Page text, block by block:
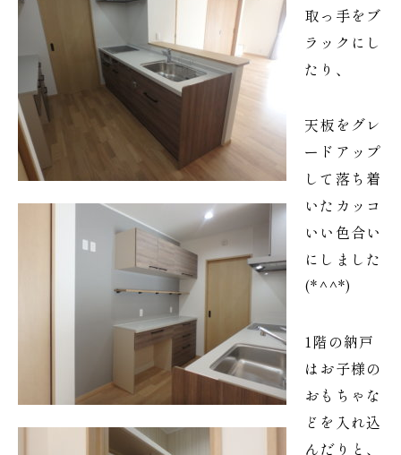
取っ手をブ
ラックにし
たり、
天板をグレ
ードアップ
して落ち着
いたカッコ
いい色合い
にしました
(*^^*)
1階の納戸
はお子様の
おもちゃな
どを入れ込
んだりと、